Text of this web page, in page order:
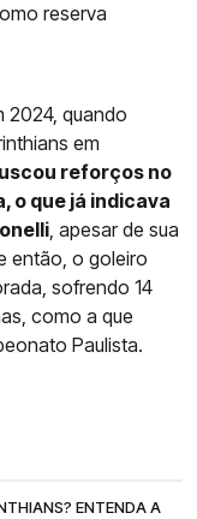
reserva
2024, quando
em
reforços no
o que já indicava
, apesar de sua
então, o goleiro
sofrendo 14
como a que
Paulista.
ENTENDA A